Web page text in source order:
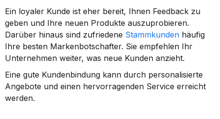
Ein loyaler Kunde ist eher bereit, Ihnen Feedback zu
geben und Ihre neuen Produkte auszuprobieren.
Darüber hinaus sind zufriedene Stammkunden häufig
Ihre besten Markenbotschafter. Sie empfehlen Ihr
Unternehmen weiter, was neue Kunden anzieht.
Eine gute Kundenbindung kann durch personalisierte
Angebote und einen hervorragenden Service erreicht
werden.